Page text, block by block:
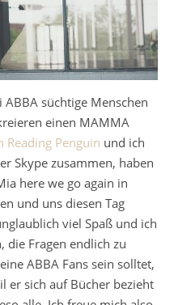
süchtige Menschen
einen MAMMA
Reading Penguin und ich
Skype zusammen, haben
here we go again in
und uns diesen Tag
viel Spaß und ich
die Fragen endlich zu
ABBA Fans sein solltet,
er sich auf Bücher bezieht